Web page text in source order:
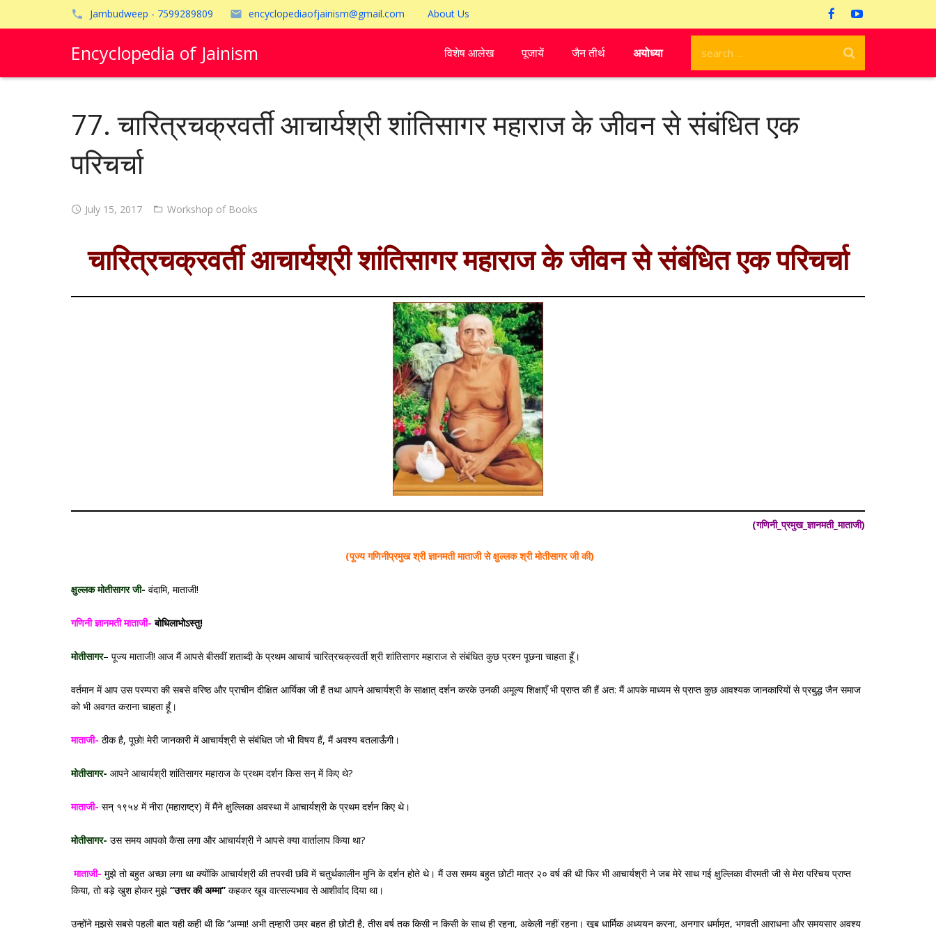
Jambudweep - 7599289809 encyclopediaofjainism@gmail.com About Us
Encyclopedia of Jainism विशेष आलेख पूजायें जैन तीर्थ अयोध्या
77. चारित्रचक्रवर्ती आचार्यश्री शांतिसागर महाराज के जीवन से संबंधित एक
परिचर्चा
July 15, 2017 Workshop of Books
चारित्रचक्रवर्ती आचार्यश्री शांतिसागर महाराज के जीवन से संबंधित एक परिचर्चा
(गणिनी_प्रमुख_ज्ञानमती_माताजी)
(पूज्य गणिनीप्रमुख श्री ज्ञानमती माताजी से क्षुल्लक श्री मोतीसागर जी की)
क्षुल्लक मोतीसागर जी- वंदामि, माताजी!
गणिनी ज्ञानमती माताजी- बोधिलाभोऽस्तु!
मोतीसागर– पूज्य माताजी! आज मैं आपसे बीसवीं शताब्दी के प्रथम आचार्य चारित्रचक्रवर्ती श्री शांतिसागर महाराज से संबंधित कुछ प्रश्न पूछना चाहता हूँ।
वर्तमान में आप उस परम्परा की सबसे वरिष्ठ और प्राचीन दीक्षित आर्यिका जी हैं तथा आपने आचार्यश्री के साक्षात् दर्शन करके उनकी अमूल्य शिक्षाएँ भी प्राप्त की हैं अत: मैं आपके माध्यम से प्राप्त कुछ आवश्यक जानकारियों से प्रबुद्ध जैन समाज
को भी अवगत कराना चाहता हूँ।
माताजी- ठीक है, पूछो! मेरी जानकारी में आचार्यश्री से संबंधित जो भी विषय हैं, मैं अवश्य बतलाऊँगी।
मोतीसागर- आपने आचार्यश्री शांतिसागर महाराज के प्रथम दर्शन किस सन् में किए थे?
माताजी- सन् १९५४ में नीरा (महाराष्ट्र) में मैंने क्षुल्लिका अवस्था में आचार्यश्री के प्रथम दर्शन किए थे।
मोतीसागर- उस समय आपको कैसा लगा और आचार्यश्री ने आपसे क्या वार्तालाप किया था?
माताजी- मुझे तो बहुत अच्छा लगा था क्योंकि आचार्यश्री की तपस्वी छवि में चतुर्थकालीन मुनि के दर्शन होते थे। मैं उस समय बहुत छोटी मात्र २० वर्ष की थी फिर भी आचार्यश्री ने जब मेरे साथ गई क्षुल्लिका वीरमती जी से मेरा परिचय प्राप्त
किया, तो बड़े खुश होकर मुझे ‘‘उत्तर की अम्मा’’ कहकर खूब वात्सल्यभाव से आशीर्वाद दिया था।
उन्होंने मुझसे सबसे पहली बात यही कही थी कि ‘‘अम्मा! अभी तुम्हारी उम्र बहुत ही छोटी है, तीस वर्ष तक किसी न किसी के साथ ही रहना, अकेली नहीं रहना। खूब धार्मिक अध्ययन करना, अनगार धर्मामृत, भगवती आराधना और समयसार अवश्य